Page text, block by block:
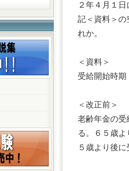
２年４月１
記＜資料＞の
れか。
＜資料＞
受給開始時
＜改正前＞
老齢年金の受
る。６５歳
５歳より後